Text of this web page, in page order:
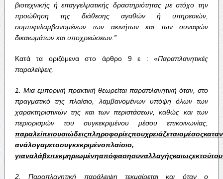
βιοτεχνικής ή επαγγελματικής δραστηριότητας με στόχο την
προώθηση
της διάθεσης αγαθών ή υπηρεσιών
συμπεριλαμβανομένων
των ακινήτων και των
συναφών
δικαιωμάτων και υποχρεώσεων.”
Κατά τα οριζόμενα στο άρθρο 9 ε : «Παραπλανητικές
παραλείψεις.
1. Μια εμπορική πρακτική θεωρείται παραπλανητική όταν ,στο
πραγματικό της πλαίσιο λαμβανομένων υπόψη όλων των
χαρακτηριστικών της και των περιστάσεων ,καθώς και των
περιορισμών
του συγκεκριμένου μέσου επικοινωνίας
παραλείπειουσιώδειςπληροφορίεςπουχρειάζεταιομέσος
ανάλογαμετοσυγκεκριμένοπλαίσιο,
γιαναλάβειτεκμηριωμένηαπόφασησυναλλαγήςκαιωςεκτούτου
2.Παραπλανητική παράλειψη τεκμαίρεται και όταν ο